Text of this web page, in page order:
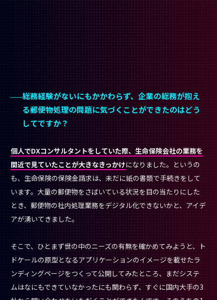
そこで、ひとまず世の中のニーズの有無を確かめてみようと、ト
ドケールの原型となるアプリケーションのイメージを載せたラ
ムはなにもできていなかったにも関わらず、すぐに国内大手の3
社から問い合わせをいただくことができたんです。そのうちの1
社からは、これからつくるシステムへの要望と契約の確約をい
ただくこともできたため、トドケールの本格的な事業化に踏み
切っていきました。
なるほど。ちなみに、貴社製品には競合他社はいる
のでしょうか？
「クラウドメール室」に関してはスタートアップ数社が競合と